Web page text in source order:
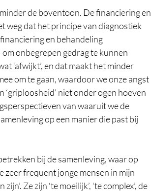
de boventoon. De financiering en
weg dat het principe van diagnostiek
en behandeling
onbegrepen gedrag te kunnen
‘afwijkt’, en dat maakt het minder
om te gaan, waardoor we onze angst
‘griploosheid’ niet onder ogen hoeven
van waaruit we de
op een manier die past bij
bij de samenleving, waar op
frequent jonge mensen in mijn
Ze zijn ‘te moeilijk’, ‘te complex’, de